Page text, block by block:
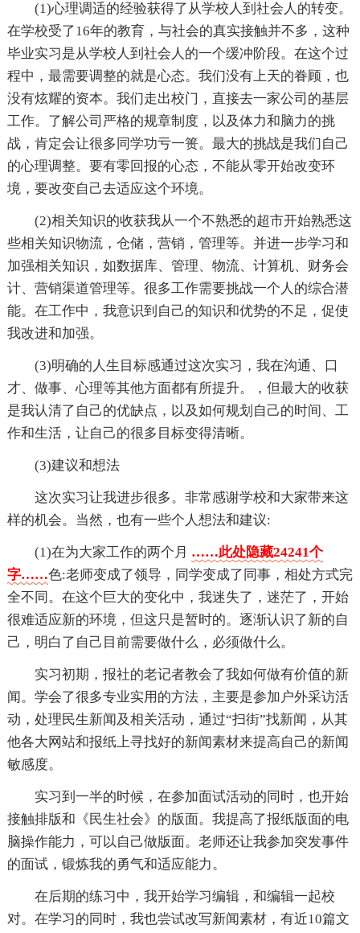
(1)心理调适的经验获得了从学校人到社会人的转变。
在学校受了16年的教育，与社会的真实接触并不多，这种
毕业实习是从学校人到社会人的一个缓冲阶段。在这个过
程中，最需要调整的就是心态。我们没有上天的眷顾，也
没有炫耀的资本。我们走出校门，直接去一家公司的基层
工作。了解公司严格的规章制度，以及体力和脑力的挑
战，肯定会让很多同学功亏一篑。最大的挑战是我们自己
的心理调整。要有零回报的心态，不能从零开始改变环
境，要改变自己去适应这个环境。
(2)相关知识的收获我从一个不熟悉的超市开始熟悉这
些相关知识物流，仓储，营销，管理等。并进一步学习和
加强相关知识，如数据库、管理、物流、计算机、财务会
计、营销渠道管理等。很多工作需要挑战一个人的综合潜
能。在工作中，我意识到自己的知识和优势的不足，促使
我改进和加强。
(3)明确的人生目标感通过这次实习，我在沟通、口
才、做事、心理等其他方面都有所提升。，但最大的收获
是我认清了自己的优缺点，以及如何规划自己的时间、工
作和生活，让自己的很多目标变得清晰。
(3)建议和想法
这次实习让我进步很多。非常感谢学校和大家带来这
样的机会。当然，也有一些个人想法和建议:
(1)在为大家工作的两个月 ……此处隐藏24241个
字……色:老师变成了领导，同学变成了同事，相处方式完
全不同。在这个巨大的变化中，我迷失了，迷茫了，开始
很难适应新的环境，但这只是暂时的。逐渐认识了新的自
己，明白了自己目前需要做什么，必须做什么。
实习初期，报社的老记者教会了我如何做有价值的新
闻。学会了很多专业实用的方法，主要是参加户外采访活
动，处理民生新闻及相关活动，通过“扫街”找新闻，从其
他各大网站和报纸上寻找好的新闻素材来提高自己的新闻
敏感度。
实习到一半的时候，在参加面试活动的同时，也开始
接触排版和《民生社会》的版面。我提高了报纸版面的电
脑操作能力，可以自己做版面。老师还让我参加突发事件
的面试，锻炼我的勇气和适应能力。
在后期的练习中，我开始学习编辑，和编辑一起校
对。在学习的同时，我也尝试改写新闻素材，有近10篇文